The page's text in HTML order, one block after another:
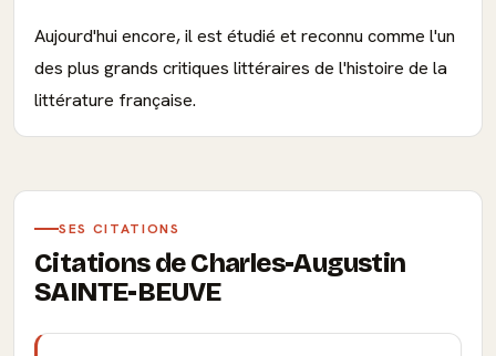
Aujourd'hui encore, il est étudié et reconnu comme l'un
des plus grands critiques littéraires de l'histoire de la
littérature française.
SES CITATIONS
Citations de Charles-Augustin
SAINTE-BEUVE